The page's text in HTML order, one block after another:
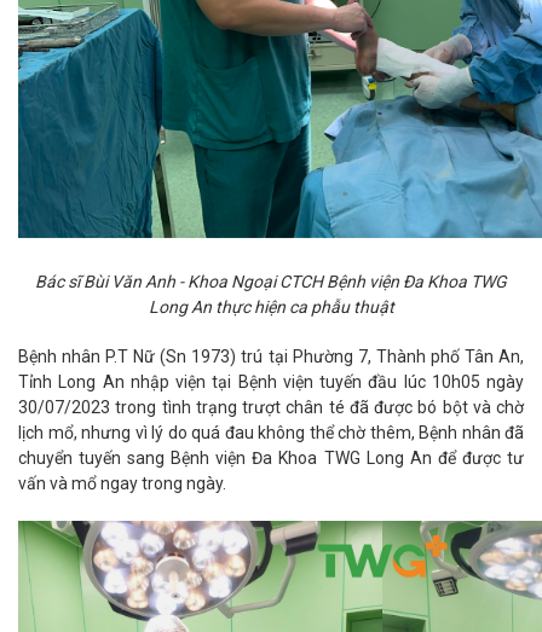
Bác sĩ Bùi Văn Anh - Khoa Ngoại CTCH Bệnh viện Đa Khoa TWG
Long An thực hiện ca phẫu thuật
Bệnh nhân P.T Nữ (Sn 1973) trú tại Phường 7, Thành phố Tân An,
Tỉnh Long An nhập viện tại Bệnh viện tuyến đầu lúc 10h05 ngày
30/07/2023 trong tình trạng trượt chân té đã được bó bột và chờ
lịch mổ, nhưng vì lý do quá đau không thể chờ thêm, Bệnh nhân đã
chuyển tuyến sang Bệnh viện Đa Khoa TWG Long An để được tư
vấn và mổ ngay trong ngày.